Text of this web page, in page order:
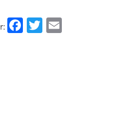
Facebook
Twitter